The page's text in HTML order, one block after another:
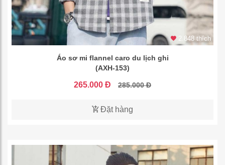
2.848 thích
Áo sơ mi flannel caro du lịch ghi
(AXH-153)
265.000 Đ 285.000 Đ
Đặt hàng